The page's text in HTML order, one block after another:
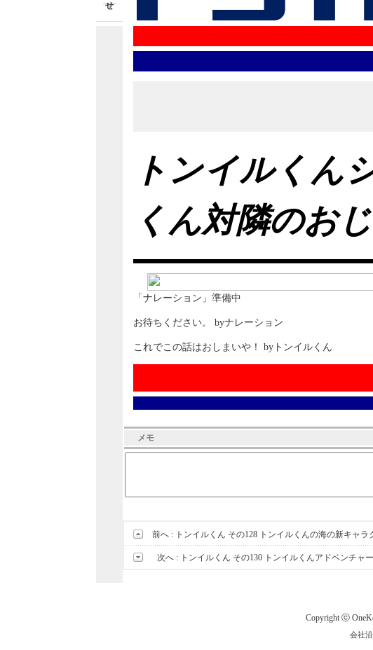
せ
トンイルくん
くん対隣のお
「ナレーション」準備中
お待ちください。 byナレーション
これでこの話はおしまいや！ byトンイルくん
メモ
前へ : トンイルくん その128 トンイルくんの海の新キャラ
次へ : トンイルくん その130 トンイルくんアドベンチャ
Copyright ⓒ
会社